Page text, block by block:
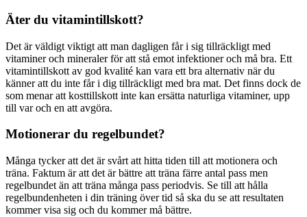
Äter du vitamintillskott?
Det är väldigt viktigt att man dagligen får i sig tillräckligt med
vitaminer och mineraler för att stå emot infektioner och må bra. Ett
vitamintillskott av god kvalité kan vara ett bra alternativ när du
känner att du inte får i dig tillräckligt med bra mat. Det finns dock de
som menar att kosttillskott inte kan ersätta naturliga vitaminer, upp
till var och en att avgöra.
Motionerar du regelbundet?
Många tycker att det är svårt att hitta tiden till att motionera och
träna. Faktum är att det är bättre att träna färre antal pass men
regelbundet än att träna många pass periodvis. Se till att hålla
regelbundenheten i din träning över tid så ska du se att resultaten
kommer visa sig och du kommer må bättre.